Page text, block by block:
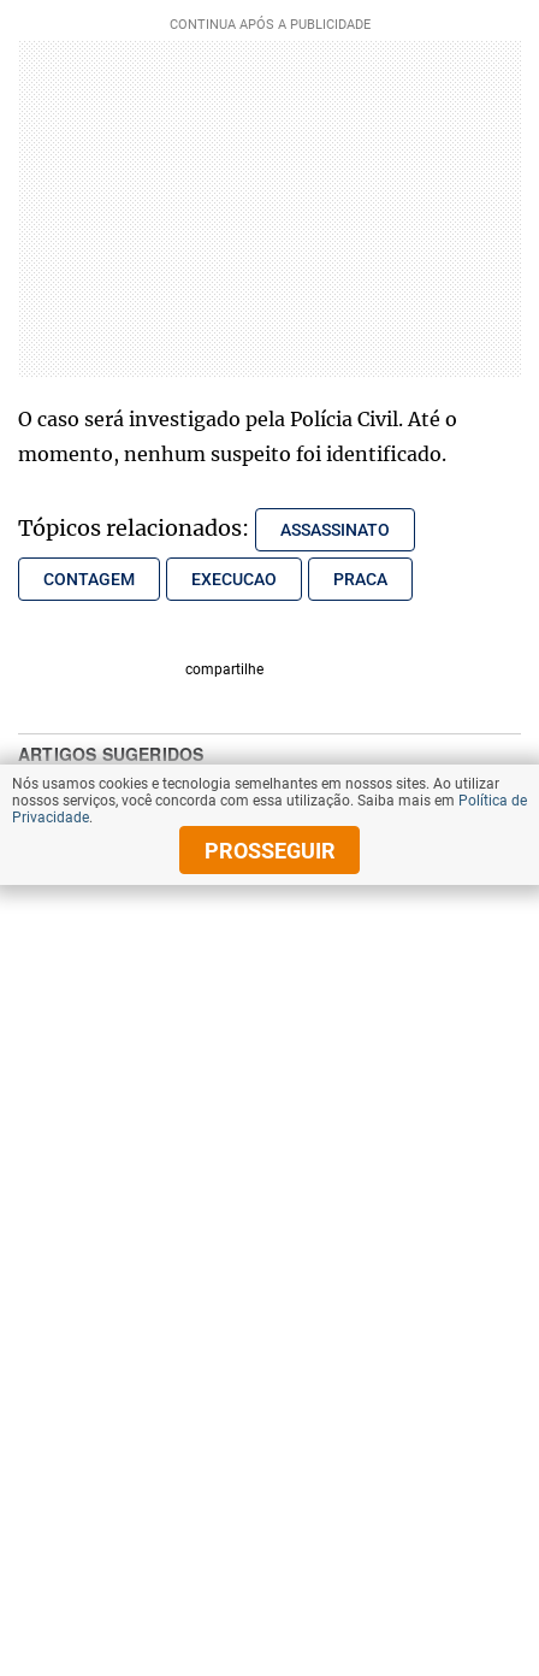
O caso será investigado pela Polícia Civil. Até o
momento, nenhum suspeito foi identificado.
Tópicos relacionados: ASSASSINATO
CONTAGEM EXECUCAO PRACA
compartilhe
Nós usamos cookies e tecnologia semelhantes em nossos sites. Ao utilizar
nossos serviços, você concorda com essa utilização. Saiba mais em Política de
Privacidade.
PROSSEGUIR